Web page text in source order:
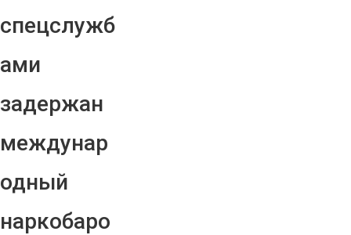
спецслужб
ами
задержан
междунар
одный
наркобаро